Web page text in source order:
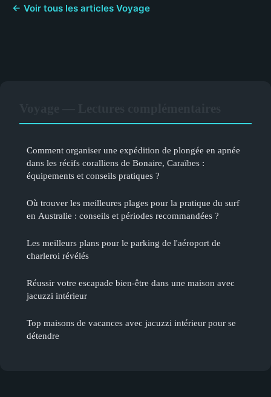
← Voir tous les articles Voyage
Comment organiser une expédition de plongée en apnée
dans les récifs coralliens de Bonaire, Caraïbes :
équipements et conseils pratiques ?
Où trouver les meilleures plages pour la pratique du surf
en Australie : conseils et périodes recommandées ?
Les meilleurs plans pour le parking de l'aéroport de
charleroi révélés
Réussir votre escapade bien-être dans une maison avec
jacuzzi intérieur
Top maisons de vacances avec jacuzzi intérieur pour se
détendre